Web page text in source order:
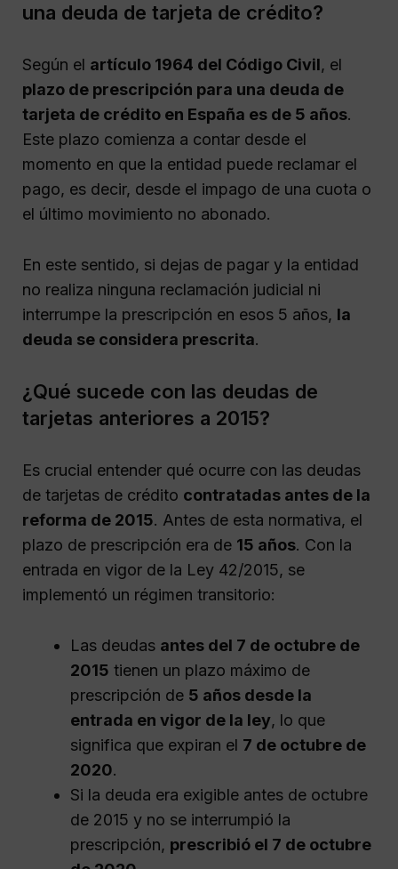
una deuda de tarjeta de crédito?
Según el artículo 1964 del Código Civil, el
plazo de prescripción para una deuda de
tarjeta de crédito en España es de 5 años.
Este plazo comienza a contar desde el
momento en que la entidad puede reclamar el
pago, es decir, desde el impago de una cuota o
el último movimiento no abonado.
En este sentido, si dejas de pagar y la entidad
no realiza ninguna reclamación judicial ni
interrumpe la prescripción en esos 5 años, la
deuda se considera prescrita.
¿Qué sucede con las deudas de
tarjetas anteriores a 2015?
Es crucial entender qué ocurre con las deudas
de tarjetas de crédito contratadas antes de la
reforma de 2015. Antes de esta normativa, el
plazo de prescripción era de 15 años. Con la
entrada en vigor de la Ley 42/2015, se
implementó un régimen transitorio:
Las deudas antes del 7 de octubre de
2015 tienen un plazo máximo de
prescripción de 5 años desde la
entrada en vigor de la ley, lo que
significa que expiran el 7 de octubre de
2020.
Si la deuda era exigible antes de octubre
de 2015 y no se interrumpió la
prescripción, prescribió el 7 de octubre